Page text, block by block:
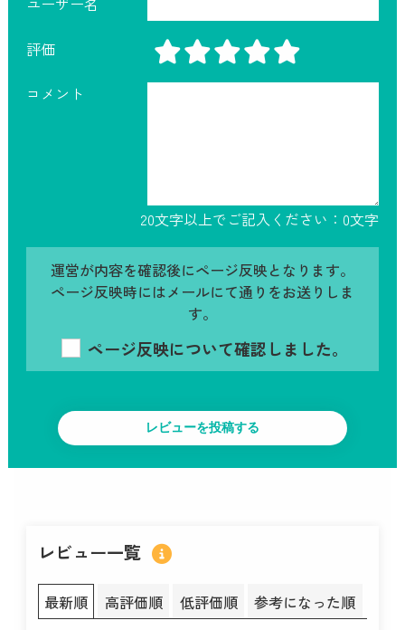
評価
コメント
20文字以上でご記入ください： 0文字
運営が内容を確認後にページ反映となります。
ページ反映時にはメールにて通りをお送りしま
す。
ページ反映について確認しました。
レビュー一覧
最新順 高評価順 低評価順 参考になった順